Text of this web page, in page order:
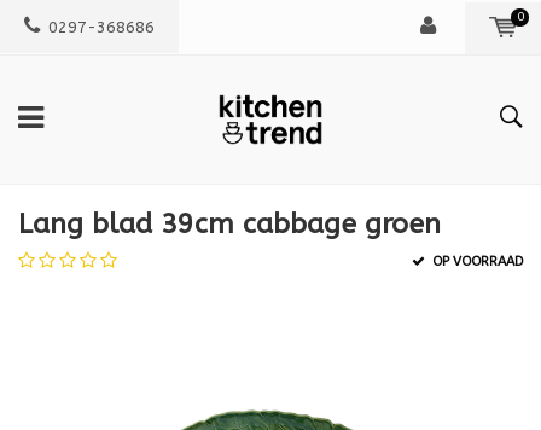
0297-368686
0
Lang blad 39cm cabbage groen
OP VOORRAAD